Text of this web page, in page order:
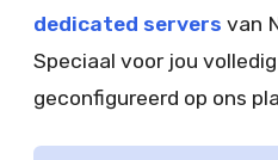
dedicated servers van
Speciaal voor jou
geconfigureerd op ons